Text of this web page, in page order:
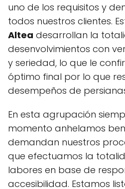
uno de los requisitos y
todos nuestros clientes.
Altea desarrollan la
desenvolvimientos con
y seriedad, lo que le
óptimo final por lo que
desempeños de
En esta agrupación
momento anhelamos
demandan nuestros
que efectuamos la
labores en base de
accesibilidad. Estamos